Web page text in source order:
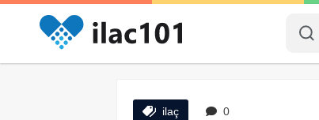
ilaç 0